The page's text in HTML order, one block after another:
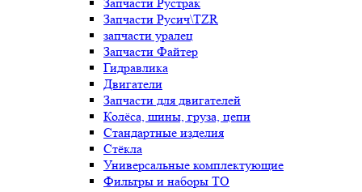
Запчасти Русич\TZR
запчасти уралец
Запчасти Файтер
Гидравлика
Двигатели
Запчасти для двигателей
Колёса, шины, груза, цепи
Стандартные изделия
Стёкла
Универсальные комплектующие
Фильтры и наборы ТО